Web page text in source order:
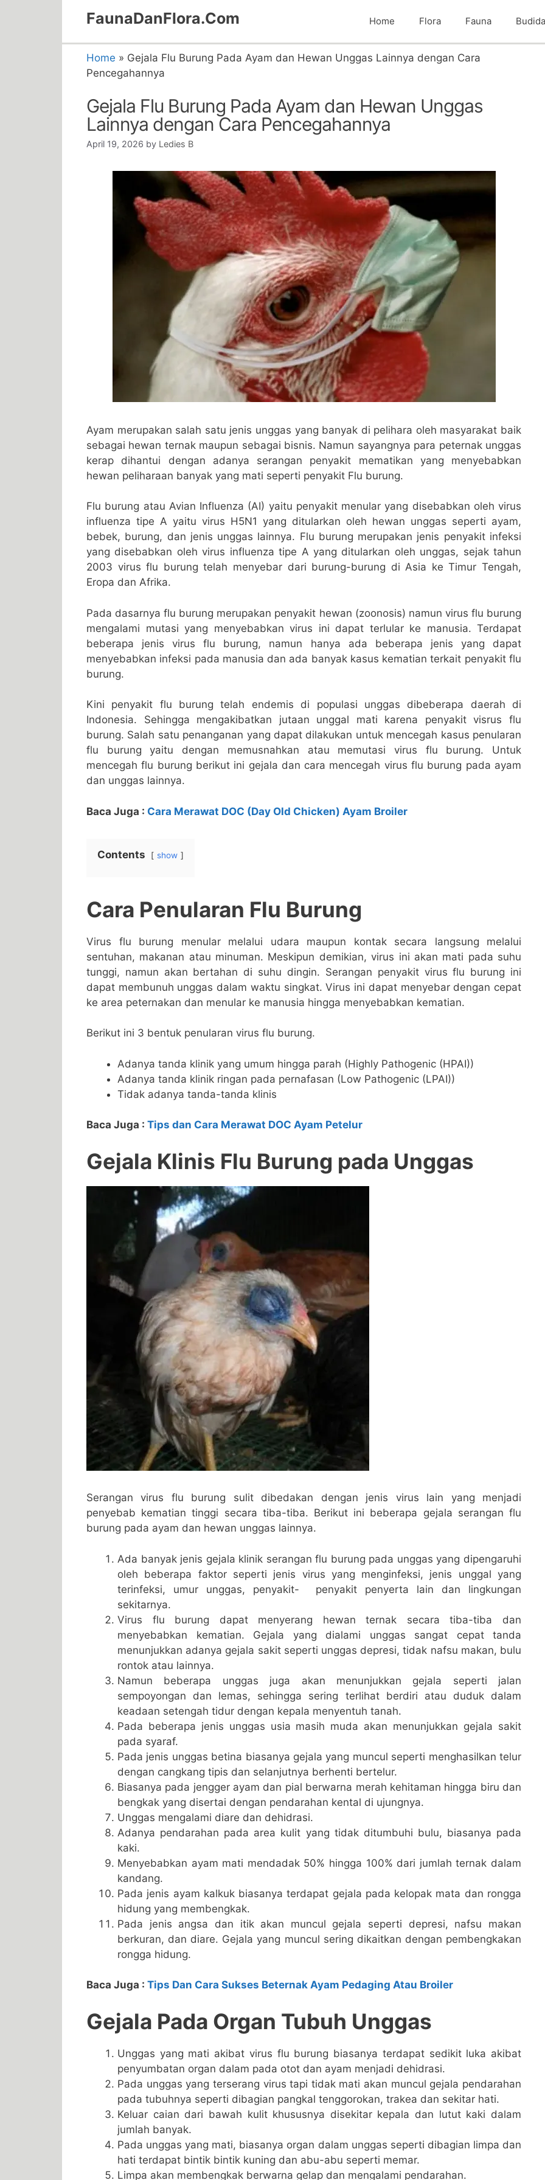
FaunaDanFlora.Com Home Flora Fauna
Home » Gejala Flu Burung Pada Ayam dan Hewan Unggas Lainnya dengan Cara
Pencegahannya
Gejala Flu Burung Pada Ayam dan Hewan Unggas
Lainnya dengan Cara Pencegahannya
April 19, 2026 by Ledies B
Ayam merupakan salah satu jenis unggas yang banyak di pelihara oleh masyarakat baik
sebagai hewan ternak maupun sebagai bisnis. Namun sayangnya para peternak unggas
kerap dihantui dengan adanya serangan penyakit mematikan yang menyebabkan
hewan peliharaan banyak yang mati seperti penyakit Flu burung.
Flu burung atau Avian Influenza (AI) yaitu penyakit menular yang disebabkan oleh virus
influenza tipe A yaitu virus H5N1 yang ditularkan oleh hewan unggas seperti ayam,
bebek, burung, dan jenis unggas lainnya. Flu burung merupakan jenis penyakit infeksi
yang disebabkan oleh virus influenza tipe A yang ditularkan oleh unggas, sejak tahun
2003 virus flu burung telah menyebar dari burung-burung di Asia ke Timur Tengah,
Eropa dan Afrika.
Pada dasarnya flu burung merupakan penyakit hewan (zoonosis) namun virus flu burung
mengalami mutasi yang menyebabkan virus ini dapat terlular ke manusia. Terdapat
beberapa jenis virus flu burung, namun hanya ada beberapa jenis yang dapat
menyebabkan infeksi pada manusia dan ada banyak kasus kematian terkait penyakit flu
burung.
Kini penyakit flu burung telah endemis di populasi unggas dibeberapa daerah di
Indonesia. Sehingga mengakibatkan jutaan unggal mati karena penyakit visrus flu
burung. Salah satu penanganan yang dapat dilakukan untuk mencegah kasus penularan
flu burung yaitu dengan memusnahkan atau memutasi virus flu burung. Untuk
mencegah flu burung berikut ini gejala dan cara mencegah virus flu burung pada ayam
dan unggas lainnya.
Baca Juga : Cara Merawat DOC (Day Old Chicken) Ayam Broiler
Contents show
Cara Penularan Flu Burung
Virus flu burung menular melalui udara maupun kontak secara langsung melalui
sentuhan, makanan atau minuman. Meskipun demikian, virus ini akan mati pada suhu
tunggi, namun akan bertahan di suhu dingin. Serangan penyakit virus flu burung ini
dapat membunuh unggas dalam waktu singkat. Virus ini dapat menyebar dengan cepat
ke area peternakan dan menular ke manusia hingga menyebabkan kematian.
Berikut ini 3 bentuk penularan virus flu burung.
Adanya tanda klinik yang umum hingga parah (Highly Pathogenic (HPAI))
Adanya tanda klinik ringan pada pernafasan (Low Pathogenic (LPAI))
Tidak adanya tanda-tanda klinis
Baca Juga : Tips dan Cara Merawat DOC Ayam Petelur
Gejala Klinis Flu Burung pada Unggas
Serangan virus flu burung sulit dibedakan dengan jenis virus lain yang menjadi
penyebab kematian tinggi secara tiba-tiba. Berikut ini beberapa gejala serangan flu
burung pada ayam dan hewan unggas lainnya.
Ada banyak jenis gejala klinik serangan flu burung pada unggas yang dipengaruhi
oleh beberapa faktor seperti jenis virus yang menginfeksi, jenis unggal yang
terinfeksi, umur unggas, penyakit- penyakit penyerta lain dan lingkungan
sekitarnya.
Virus flu burung dapat menyerang hewan ternak secara tiba-tiba dan
menyebabkan kematian. Gejala yang dialami unggas sangat cepat tanda
menunjukkan adanya gejala sakit seperti unggas depresi, tidak nafsu makan, bulu
rontok atau lainnya.
Namun beberapa unggas juga akan menunjukkan gejala seperti jalan
sempoyongan dan lemas, sehingga sering terlihat berdiri atau duduk dalam
keadaan setengah tidur dengan kepala menyentuh tanah.
Pada beberapa jenis unggas usia masih muda akan menunjukkan gejala sakit
pada syaraf.
Pada jenis unggas betina biasanya gejala yang muncul seperti menghasilkan telur
dengan cangkang tipis dan selanjutnya berhenti bertelur.
Biasanya pada jengger ayam dan pial berwarna merah kehitaman hingga biru dan
bengkak yang disertai dengan pendarahan kental di ujungnya.
Unggas mengalami diare dan dehidrasi.
Adanya pendarahan pada area kulit yang tidak ditumbuhi bulu, biasanya pada
kaki.
Menyebabkan ayam mati mendadak 50% hingga 100% dari jumlah ternak dalam
kandang.
Pada jenis ayam kalkuk biasanya terdapat gejala pada kelopak mata dan rongga
hidung yang membengkak.
Pada jenis angsa dan itik akan muncul gejala seperti depresi, nafsu makan
berkuran, dan diare. Gejala yang muncul sering dikaitkan dengan pembengkakan
rongga hidung.
Baca Juga : Tips Dan Cara Sukses Beternak Ayam Pedaging Atau Broiler
Gejala Pada Organ Tubuh Unggas
Unggas yang mati akibat virus flu burung biasanya terdapat sedikit luka akibat
penyumbatan organ dalam pada otot dan ayam menjadi dehidrasi.
Pada unggas yang terserang virus tapi tidak mati akan muncul gejala pendarahan
pada tubuhnya seperti dibagian pangkal tenggorokan, trakea dan sekitar hati.
Keluar caian dari bawah kulit khususnya disekitar kepala dan lutut kaki dalam
jumlah banyak.
Pada unggas yang mati, biasanya organ dalam unggas seperti dibagian limpa dan
hati terdapat bintik bintik kuning dan abu-abu seperti memar.
Limpa akan membengkak berwarna gelap dan mengalami pendarahan.